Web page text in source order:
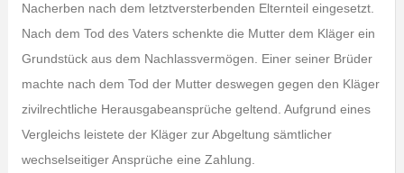
Nacherben nach dem letztversterbenden Elternteil eingesetzt.
Nach dem Tod des Vaters schenkte die Mutter dem Kläger ein
Grundstück aus dem Nachlassvermögen. Einer seiner Brüder
machte nach dem Tod der Mutter deswegen gegen den Kläger
zivilrechtliche Herausgabeansprüche geltend. Aufgrund eines
Vergleichs leistete der Kläger zur Abgeltung sämtlicher
wechselseitiger Ansprüche eine Zahlung.